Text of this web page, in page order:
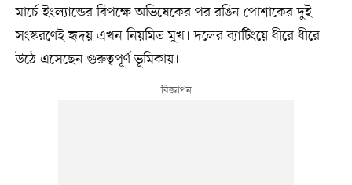
মার্চে ইংল্যান্ডের বিপক্ষে অভিষেকের পর রঙিন পোশাকের দুই
সংস্করণেই হৃদয় এখন নিয়মিত মুখ। দলের ব্যাটিংয়ে ধীরে ধীরে
উঠে এসেছেন গুরুত্বপূর্ণ ভূমিকায়।